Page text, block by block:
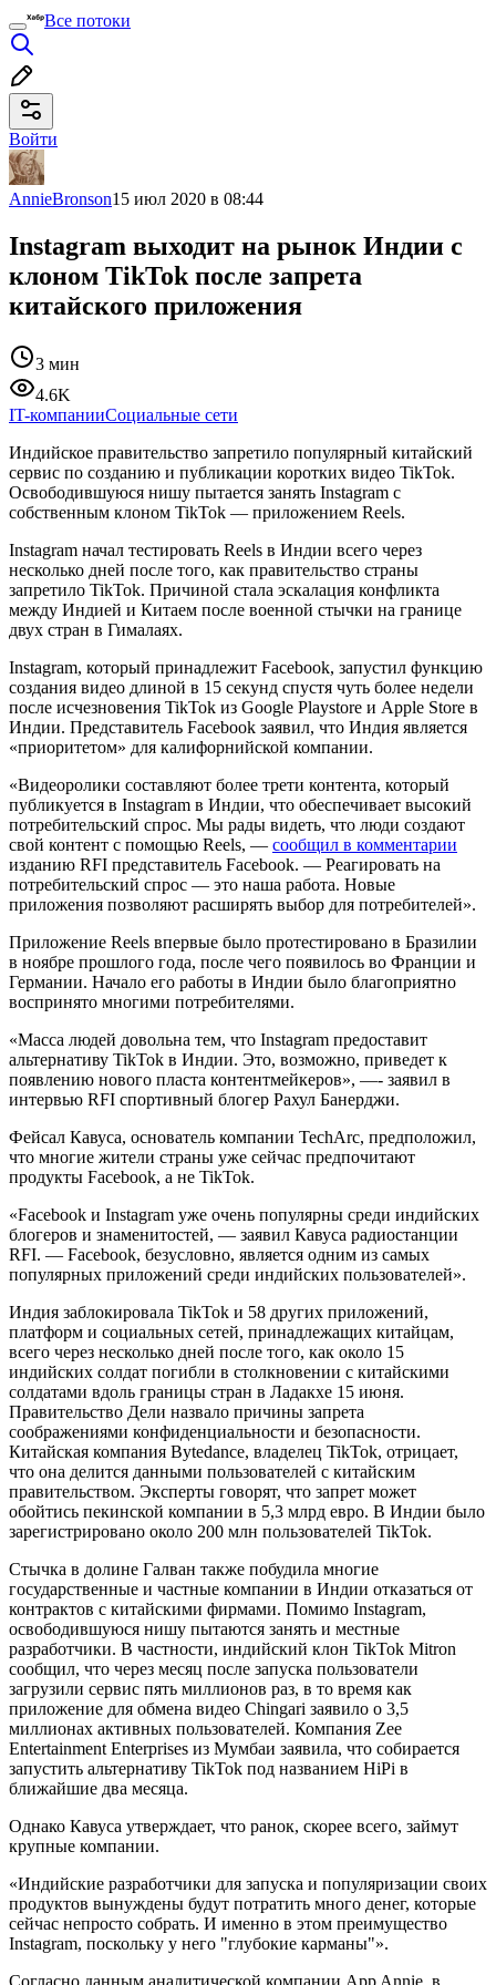
Все потоки
Войти
AnnieBronson15 июл 2020 в 08:44
Instagram выходит на рынок Индии с
клоном TikTok после запрета
китайского приложения
3 мин
4.6K
IT-компанииСоциальные сети
Индийское правительство запретило популярный китайский
сервис по созданию и публикации коротких видео TikTok.
Освободившуюся нишу пытается занять Instagram с
собственным клоном TikTok — приложением Reels.
Instagram начал тестировать Reels в Индии всего через
несколько дней после того, как правительство страны
запретило TikTok. Причиной стала эскалация конфликта
между Индией и Китаем после военной стычки на границе
двух стран в Гималаях.
Instagram, который принадлежит Facebook, запустил функцию
создания видео длиной в 15 секунд спустя чуть более недели
после исчезновения TikTok из Google Playstore и Apple Store в
Индии. Представитель Facebook заявил, что Индия является
«приоритетом» для калифорнийской компании.
«Видеоролики составляют более трети контента, который
публикуется в Instagram в Индии, что обеспечивает высокий
потребительский спрос. Мы рады видеть, что люди создают
свой контент с помощью Reels, — сообщил в комментарии
изданию RFI представитель Facebook. — Реагировать на
потребительский спрос — это наша работа. Новые
приложения позволяют расширять выбор для потребителей».
Приложение Reels впервые было протестировано в Бразилии
в ноябре прошлого года, после чего появилось во Франции ​​и
Германии. Начало его работы в Индии было благоприятно
воспринято многими потребителями.
«Масса людей довольна тем, что Instagram предоставит
альтернативу TikTok в Индии. Это, возможно, приведет к
появлению нового пласта контентмейкеров», —- заявил в
интервью RFI спортивный блогер Рахул Банерджи.
Фейсал Кавуса, основатель компании TechArc, предположил,
что многие жители страны уже сейчас предпочитают
продукты Facebook, а не TikTok.
«Facebook и Instagram уже очень популярны среди индийских
блогеров и знаменитостей, — заявил Кавуса радиостанции
RFI. — Facebook, безусловно, является одним из самых
популярных приложений среди индийских пользователей».
Индия заблокировала TikTok и 58 других приложений,
платформ и социальных сетей, принадлежащих китайцам,
всего через несколько дней после того, как около 15
индийских солдат погибли в столкновении с китайскими
солдатами вдоль границы стран в Ладакхе 15 июня.
Правительство Дели назвало причины запрета
соображениями конфиденциальности и безопасности.
Китайская компания Bytedance, владелец TikTok, отрицает,
что она делится данными пользователей с китайским
правительством. Эксперты говорят, что запрет может
обойтись пекинской компании в 5,3 млрд евро. В Индии было
зарегистрировано около 200 млн пользователей TikTok.
Стычка в долине Галван также побудила многие
государственные и частные компании в Индии отказаться от
контрактов с китайскими фирмами. Помимо Instagram,
освободившуюся нишу пытаются занять и местные
разработчики. В частности, индийский клон TikTok Mitron
сообщил, что через месяц после запуска пользователи
загрузили сервис пять миллионов раз, в то время как
приложение для обмена видео Chingari заявило о 3,5
миллионах активных пользователей. Компания Zee
Entertainment Enterprises из Мумбаи заявила, что собирается
запустить альтернативу TikTok под названием HiPi в
ближайшие два месяца.
Однако Кавуса утверждает, что ранок, скорее всего, займут
крупные компании.
«Индийские разработчики для запуска и популяризации своих
продуктов вынуждены будут потратить много денег, которые
сейчас непросто собрать. И именно в этом преимущество
Instagram, поскольку у него "глубокие карманы"».
Согласно данным аналитической компании App Annie, в